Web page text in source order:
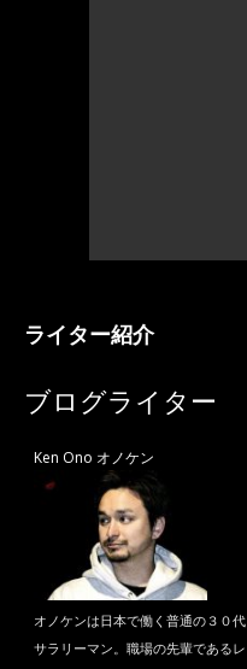
ライター紹介
ブログライター
Ken Ono オノケン
オノケンは日本で働く普通の３０代
サラリーマン。職場の先輩であるレ